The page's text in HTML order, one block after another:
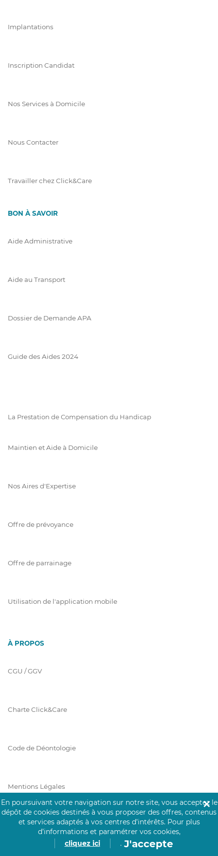
Implantations
Inscription Candidat
Nos Services à Domicile
Nous Contacter
Travailler chez Click&Care
BON À SAVOIR
Aide Administrative
Aide au Transport
Dossier de Demande APA
Guide des Aides 2024
La Prestation de Compensation du Handicap
Maintien et Aide à Domicile
Nos Aires d'Expertise
Offre de prévoyance
Offre de parrainage
Utilisation de l'application mobile
À PROPOS
CGU / GGV
Charte Click&Care
Code de Déontologie
Mentions Légales
Prérequis Click&Care
En poursuivant votre navigation sur notre site, vous acceptez le
dépôt de cookies destinés à vous proposer des offres, contenus
et services adaptés à vos centres d’intérêts. Pour plus
d’informations et paramétrer vos cookies,
cliquez ici
. J'accepte
✕